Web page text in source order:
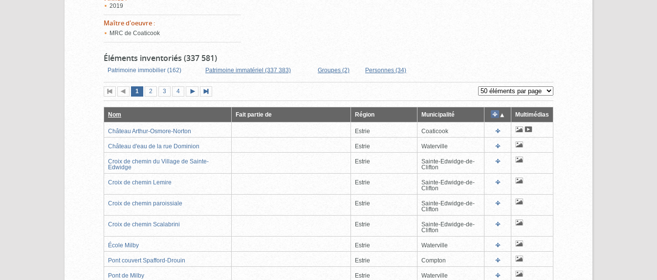
2019
Maître d'oeuvre :
MRC de Coaticook
Éléments inventoriés (337 581)
Patrimoine immobilier (162) Patrimoine immatériel (337 383) Groupes (2) Personnes (34)
Première
page
Page
précédente
Page
1 (page
actuelle)
Page
2 Page
3 Page
4
suivante
page
Nom Fait partie de Région Municipalité Multimédias
Château Arthur-Osmore-Norton Estrie Coaticook
Château d'eau de la rue Dominion Estrie Waterville
Croix de chemin du Village de Sainte-
Edwidge
Estrie
Sainte-Edwidge-de-
Clifton
Croix de chemin Lemire Estrie
Sainte-Edwidge-de-
Clifton
Croix de chemin paroissiale Estrie
Sainte-Edwidge-de-
Clifton
Croix de chemin Scalabrini Estrie
Sainte-Edwidge-de-
Clifton
École Milby Estrie Waterville
Pont couvert Spafford-Drouin Estrie Compton
Pont de Milby Estrie Waterville